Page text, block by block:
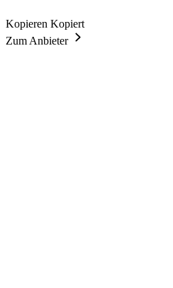
Kopieren Kopiert
Zum Anbieter